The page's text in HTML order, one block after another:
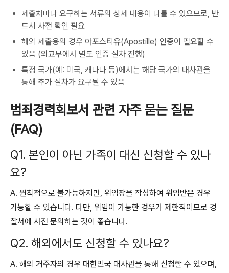
제출처마다 요구하는 서류의 상세 내용이 다를 수 있으므로, 반
드시 사전 확인 필요
해외 제출용의 경우 아포스티유(Apostille) 인증이 필요할 수
있음 (외교부에서 별도 인증 절차 진행)
특정 국가(예: 미국, 캐나다 등)에서는 해당 국가의 대사관을
통해 추가 절차가 요구될 수 있음
범죄경력회보서 관련 자주 묻는 질문
(FAQ)
Q1. 본인이 아닌 가족이 대신 신청할 수 있나
요?
A. 원칙적으로 불가능하지만, 위임장을 작성하여 위임받은 경우
가능할 수 있습니다. 다만, 위임이 가능한 경우가 제한적이므로 경
찰서에 사전 문의하는 것이 좋습니다.
Q2. 해외에서도 신청할 수 있나요?
A. 해외 거주자의 경우 대한민국 대사관을 통해 신청할 수 있으며,